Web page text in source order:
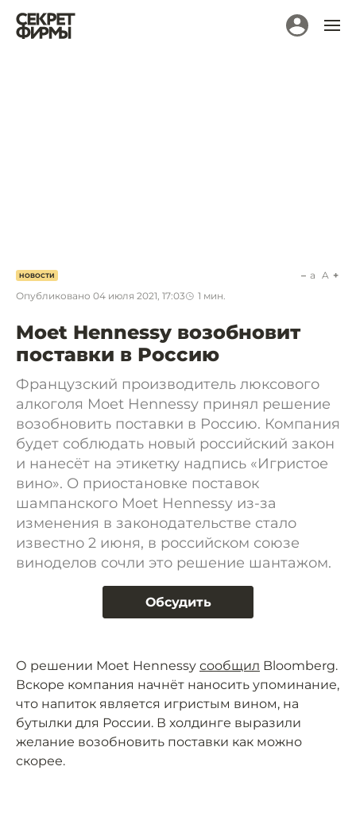
НОВОСТИ
Опубликовано 04 июля 2021, 17:03 1 мин.
a A
Moet Hennessy возобновит
поставки в Россию
Французский производитель люксового
алкоголя Moet Hennessy принял решение
возобновить поставки в Россию. Компания
будет соблюдать новый российский закон
и нанесёт на этикетку надпись «Игристое
вино». О приостановке поставок
шампанского Moet Hennessy из-за
изменения в законодательстве стало
известно 2 июня, в российском союзе
виноделов сочли это решение шантажом.
Обсудить
О решении Moet Hennessy сообщил Bloomberg.
Вскоре компания начнёт наносить упоминание,
что напиток является игристым вином, на
бутылки для России. В холдинге выразили
желание возобновить поставки как можно
скорее.